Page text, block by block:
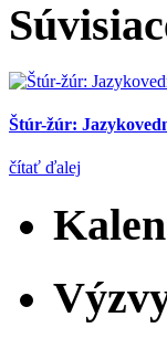
Štúr-žúr:
čítať ďalej